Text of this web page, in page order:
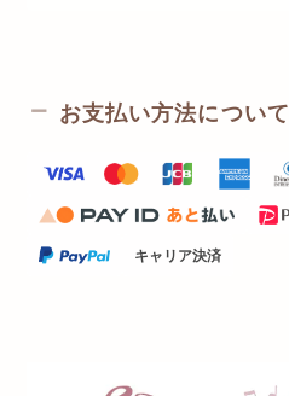
お支払い方法について
キャリア決済